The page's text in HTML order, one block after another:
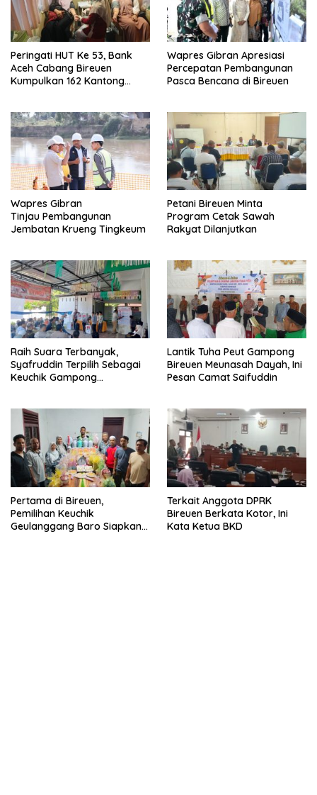
Peringati HUT Ke 53, Bank
Aceh Cabang Bireuen
Kumpulkan 162 Kantong
Wapres Gibran Apresiasi
Percepatan Pembangunan
Pasca Bencana di Bireuen
Wapres Gibran
Tinjau Pembangunan
Jembatan Krueng Tingkeum
Petani Bireuen Minta
Program Cetak Sawah
Rakyat Dilanjutkan
Raih Suara Terbanyak,
Syafruddin Terpilih Sebagai
Keuchik Gampong
Lantik Tuha Peut Gampong
Bireuen Meunasah Dayah, Ini
Pertama di Bireuen,
Pemilihan Keuchik
Geulanggang Baro Siapkan
Terkait Anggota DPRK
Bireuen Berkata Kotor, Ini
Kata Ketua BKD